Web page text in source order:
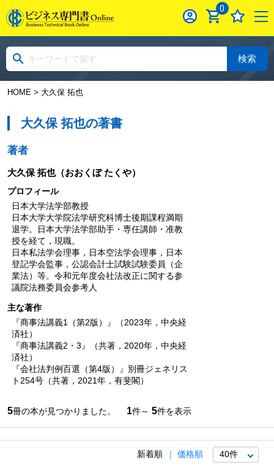
0
検索
HOME> 大久保 拓也
大久保 拓也の著書
著者
大久保 拓也（おおくぼ たくや）
プロフィール
日本大学法学部教授
日本大学大学院法学研究科博士後期課程満期
退学。日本大学法学部助手・専任講師・准教
授を経て，現職。
日本私法学会理事，日本空法学会理事，日本
登記学会監事，公認会計士試験試験委員（企
業法）等。令和元年度会社法改正に関する参
議院法務委員会参考人
主な著作
『商事法講義1（第2版）』（2023年，中央経
済社）
『商事法講義2・3』（共著，2020年，中央経
済社）
『会社法判例百選（第4版）』別冊ジェネリス
ト254号（共著，2021年，有斐閣）
5冊の本が見つかりました。 1件～ 5件を表示
新着順 価格順